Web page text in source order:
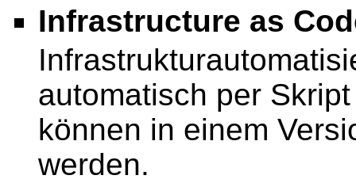
Infrastructure as
automatisch per
können in einem
werden.